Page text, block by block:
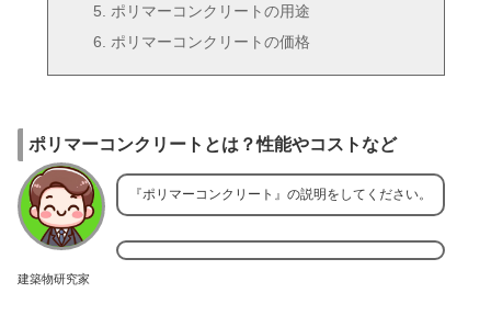
ポリマーコンクリートの用途
ポリマーコンクリートの価格
ポリマーコンクリートとは？性能やコストなど
建築物研究家
『ポリマーコンクリート』の説明をしてください。